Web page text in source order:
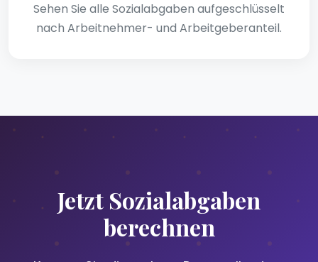
Sehen Sie alle Sozialabgaben aufgeschlüsselt
nach Arbeitnehmer- und Arbeitgeberanteil.
Jetzt Sozialabgaben
berechnen